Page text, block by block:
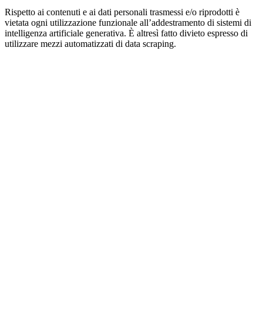
Rispetto ai contenuti e ai dati personali trasmessi e/o riprodotti è
vietata ogni utilizzazione funzionale all’addestramento di sistemi di
intelligenza artificiale generativa. È altresì fatto divieto espresso di
utilizzare mezzi automatizzati di data scraping.